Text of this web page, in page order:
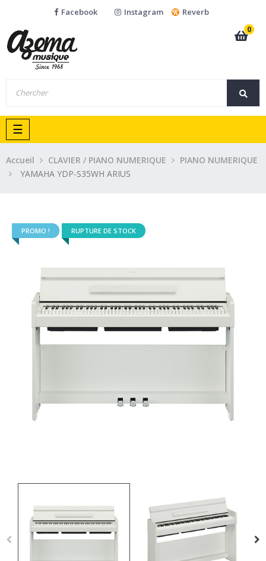
Facebook Instagram
Reverb
0
Basculer
la
navigation
☰
Accueil CLAVIER / PIANO NUMERIQUE
PIANO NUMERIQUE
YAMAHA YDP-S35WH ARIUS
PROMO ! RUPTURE DE STOCK